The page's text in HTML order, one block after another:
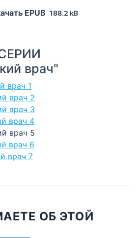
EPUB 188.2 kB
врач"
врач 1
врач 2
врач 3
врач 4
врач 5
врач 6
врач 7
ОБ ЭТОЙ